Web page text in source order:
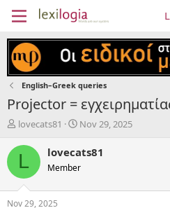
English–Greek queries
Projector =
T
r
d
lovecats81
S
a
Nov 29, 2025
L lovecats81
Member
Nov 29, 2025